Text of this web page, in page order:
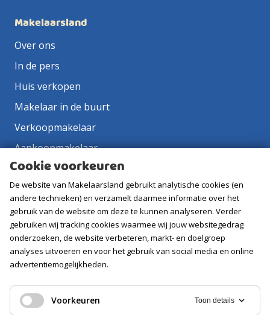
Makelaarsland
Over ons
In de pers
Huis verkopen
Makelaar in de buurt
Verkoopmakelaar
Aankoopmakelaar
Contact
Vacatures
Volg ons
Cookie voorkeuren
De website van Makelaarsland gebruikt analytische cookies (en
andere technieken) en verzamelt daarmee informatie over het
gebruik van de website om deze te kunnen analyseren. Verder
gebruiken wij tracking cookies waarmee wij jouw websitegedrag
onderzoeken, de website verbeteren, markt- en doelgroep
analyses uitvoeren en voor het gebruik van social media en online
advertentiemogelijkheden.
Voorkeuren Toon details